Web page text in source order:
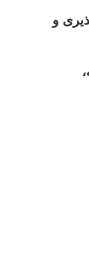
و
،فیلم ایمان شباهت هایی به فیلم های اولیه ی مهدی رییس فیروز مانند ولگرد داشته